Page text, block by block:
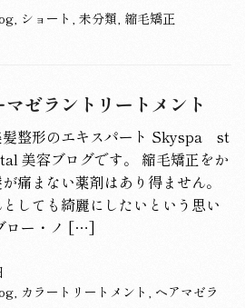
, ショート ,未分類, 縮毛矯正
ゼラントリートメント
髪整形のエキスパート Skyspa st
美容ブログです。 縮毛矯正をか
痛まない薬剤はあり得ません。
しても綺麗にしたいという思い
ロー・ノ […]
, カラートリートメント , ヘアマゼラ